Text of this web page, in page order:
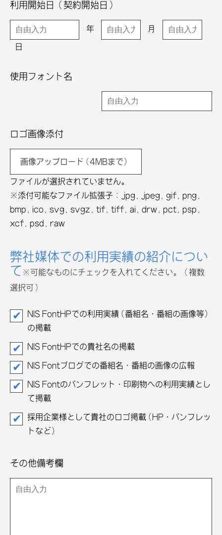
利用開始日（契約開始日）
年 月
日
使用フォント名
ロゴ画像添付
画像アップロード(4MBまで)
ファイルが選択されていません。
※添付可能なファイル拡張子 : jpg, jpeg, gif, png,
bmp, ico, svg, svgz, tif, tiff, ai, drw, pct, psp,
xcf, psd, raw
弊社媒体での利用実績の紹介につい
て ※可能なものにチェックを入れてください。（複数
選択可）
NIS FontHPでの利用実績(番組名・番組の画像等)
の掲載
NIS FontHPでの貴社名の掲載
NIS Fontブログでの番組名・番組の画像の広報
NIS Fontのパンフレット・印刷物への利用実績とし
て掲載
採用企業様として貴社のロゴ掲載(HP・パンフレッ
トなど)
その他備考欄